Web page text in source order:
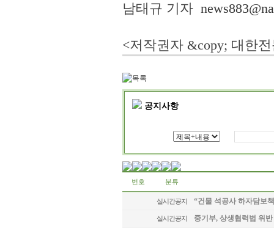
남태규 기자
<저작권자 &copy; 대한
공지사항
번호 분류
실시간공지 “건물 석공사 하자담보
실시간공지 중기부, 상생협력법 위